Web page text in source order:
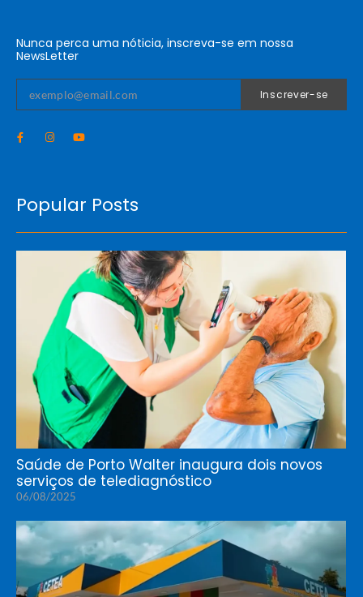
Nunca perca uma nóticia, inscreva-se em nossa
NewsLetter
Inscrever-se
Popular Posts
Saúde de Porto Walter inaugura dois novos
serviços de telediagnóstico
06/08/2025